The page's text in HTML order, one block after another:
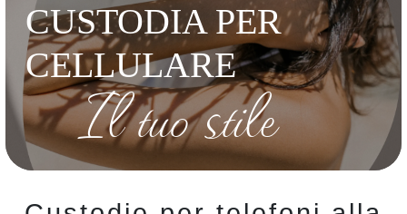
CUSTODIA PER
CELLULARE
Il tuo stile